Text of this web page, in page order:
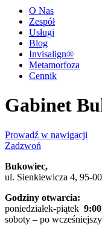
O Nas
Zespół
Usługi
Blog
Invisalign®
Metamorfoza
Cennik
Gabinet
Prowadź w nawigacji
Zadzwoń
Bukowiec,
ul. Sienkiewicza 4, 95-
Godziny otwarcia:
poniedziałek-piątek
soboty – po